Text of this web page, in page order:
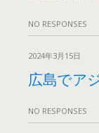
NO RESPONSES
2024年3月15日
広島でア
NO RESPONSES